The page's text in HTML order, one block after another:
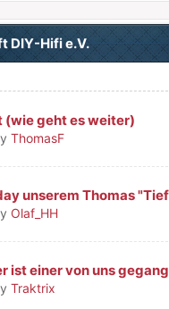
DIY-Hifi e.V.
(wie geht es weiter)
ThomasF
0 von 5 durchschnittlich
12345
unserem Thomas
Olaf_HH
- 0 von 5 durchschnittlich
12345
ist einer von uns
Traktrix
- 5 von 5
12345